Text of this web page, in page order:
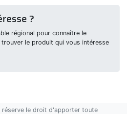
?
régional pour connaître le
le produit qui vous intéresse
réserve le droit d'apporter toute